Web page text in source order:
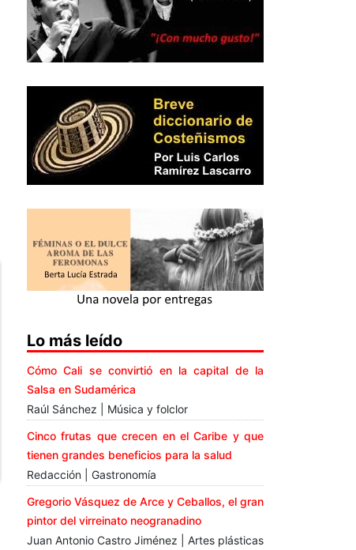
Lo más leído
Cómo Cali se convirtió en la capital de la
Salsa en Sudamérica
Raúl Sánchez | Música y folclor
Cinco frutas que crecen en el Caribe y que
tienen grandes beneficios para la salud
Redacción | Gastronomía
Gregorio Vásquez de Arce y Ceballos, el gran
pintor del virreinato neogranadino
Juan Antonio Castro Jiménez | Artes plásticas